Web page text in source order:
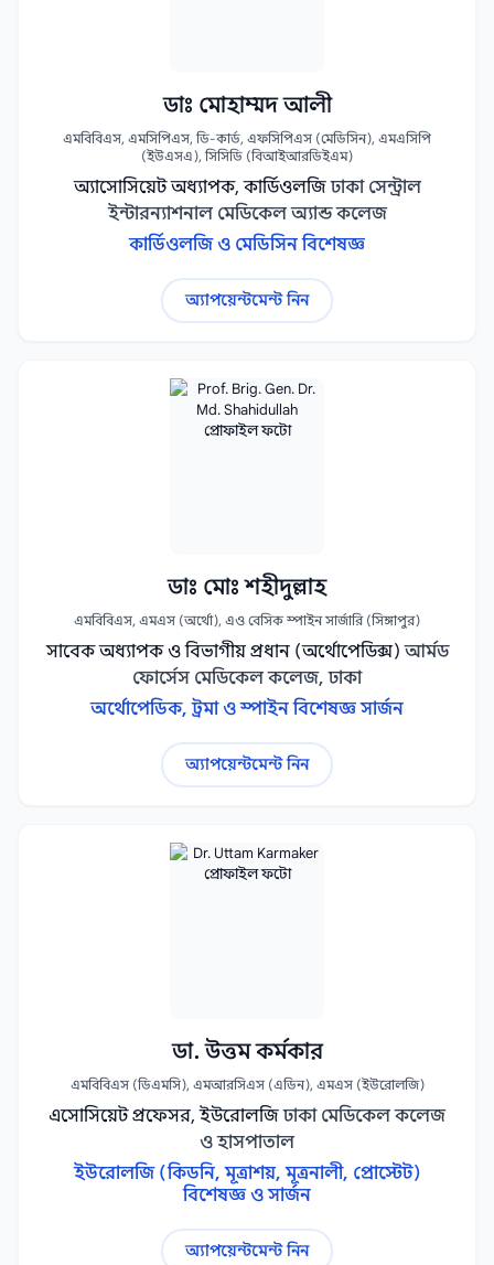
ডাঃ মোহাম্মদ আলী
এমবিবিএস, এমসিপিএস, ডি-কার্ড, এফসিপিএস (মেডিসিন), এমএসিপি
(ইউএসএ), সিসিডি (বিআইআরডিইএম)
অ্যাসোসিয়েট অধ্যাপক, কার্ডিওলজি ঢাকা সেন্ট্রাল
ইন্টারন্যাশনাল মেডিকেল অ্যান্ড কলেজ
কার্ডিওলজি ও মেডিসিন বিশেষজ্ঞ
অ্যাপয়েন্টমেন্ট নিন
ডাঃ মোঃ শহীদুল্লাহ
এমবিবিএস, এমএস (অর্থো), এও বেসিক স্পাইন সার্জারি (সিঙ্গাপুর)
সাবেক অধ্যাপক ও বিভাগীয় প্রধান (অর্থোপেডিক্স) আর্মড
ফোর্সেস মেডিকেল কলেজ, ঢাকা
অর্থোপেডিক, ট্রমা ও স্পাইন বিশেষজ্ঞ সার্জন
অ্যাপয়েন্টমেন্ট নিন
ডা. উত্তম কর্মকার
এমবিবিএস (ডিএমসি), এমআরসিএস (এডিন), এমএস (ইউরোলজি)
এসোসিয়েট প্রফেসর, ইউরোলজি ঢাকা মেডিকেল কলেজ
ও হাসপাতাল
ইউরোলজি (কিডনি, মূত্রাশয়, মূত্রনালী, প্রোস্টেট)
বিশেষজ্ঞ ও সার্জন
অ্যাপয়েন্টমেন্ট নিন